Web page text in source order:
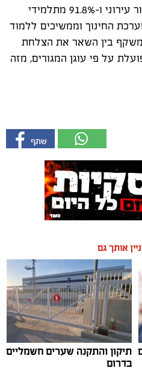
גם באחוז ההתמדה ישנו שיפור עירוני ו-91.8% מתלמידי
החינוך וממשיכים ללמוד
בין השאר את הצלחת
על פי עוגן המגורים, מזה
אותך גם
תיקון והתקנה שערים חשמליים
בדרום